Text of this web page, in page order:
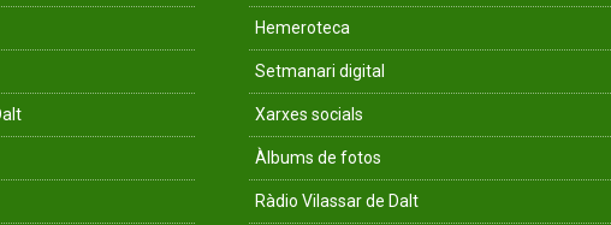
Hemeroteca
Setmanari digital
Xarxes socials
Àlbums de fotos
Ràdio Vilassar de Dalt